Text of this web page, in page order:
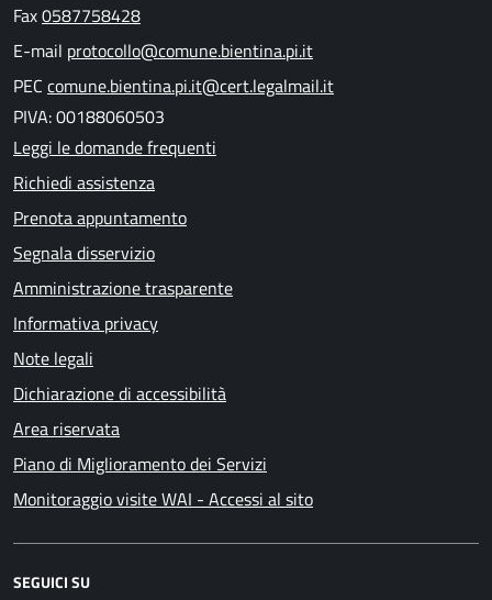
Fax0587758428
E-mail protocollo@comune.bientina.pi.it
PEC comune.bientina.pi.it@cert.legalmail.it
PIVA: 00188060503
Leggi le domande frequenti
Richiedi assistenza
Prenota appuntamento
Segnala disservizio
Amministrazione trasparente
Informativa privacy
Note legali
Dichiarazione di accessibilità
Area riservata
Piano di Miglioramento dei Servizi
Monitoraggio visite WAI - Accessi al sito
SEGUICI SU